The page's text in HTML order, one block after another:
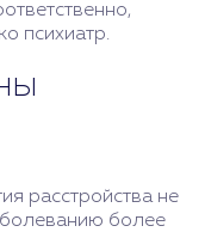
психиатр.
расстройства не
более